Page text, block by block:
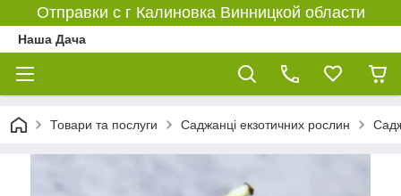
Отправки с г Калиновка Винницкой области
Наша Дача
Товари та послуги Саджанці екзотичних рослин